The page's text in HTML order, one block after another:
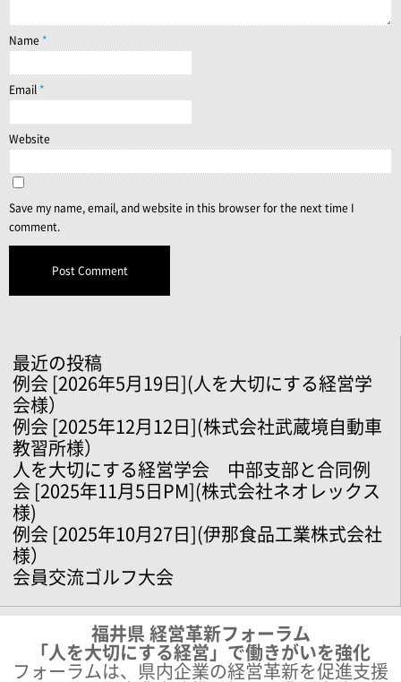
Name *
Email *
Website
Save my name, email, and website in this browser for the next time I
comment.
最近の投稿
例会 [2026年5月19日](人を大切にする経営学
会様）
例会 [2025年12月12日](株式会社武蔵境自動車
教習所様）
人を大切にする経営学会 中部支部と合同例
会 [2025年11月5日PM](株式会社ネオレックス
様)
例会 [2025年10月27日](伊那食品工業株式会社
様）
会員交流ゴルフ大会
福井県 経営革新フォーラム
「人を大切にする経営」で働きがいを強化
フォーラムは、県内企業の経営革新を促進支援